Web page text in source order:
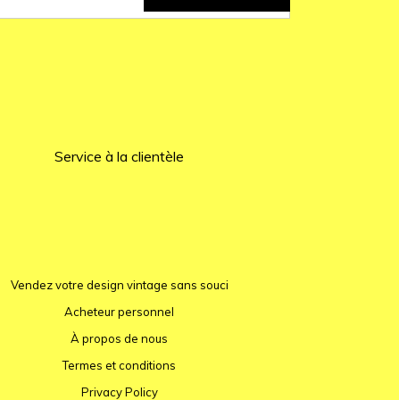
Service à la clientèle
Vendez votre design vintage sans souci
Acheteur personnel
À propos de nous
Termes et conditions
Privacy Policy